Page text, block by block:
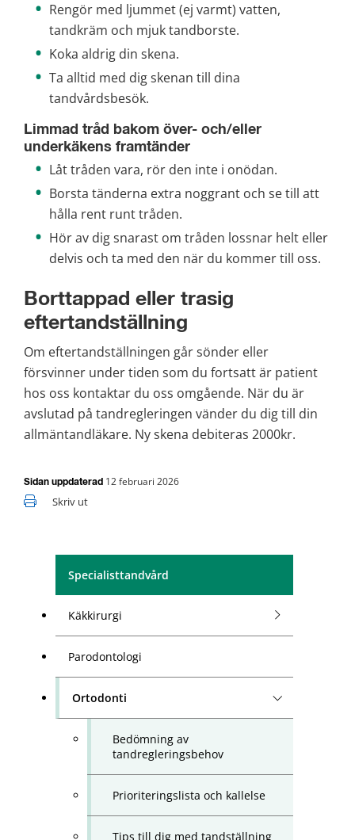
Specialisttandvård
Käkkirurgi
Parodontologi
Ortodonti
Bedömning av
tandregleringsbehov
Prioriteringslista och kallelse
Tips till dig med tandställning
Rengör med ljummet (ej varmt) vatten,
tandkräm och mjuk tandborste.
Koka aldrig din skena.
Ta alltid med dig skenan till dina
tandvårdsbesök.
Limmad tråd bakom över- och/eller
underkäkens framtänder
Låt tråden vara, rör den inte i onödan.
Borsta tänderna extra noggrant och se till att
hålla rent runt tråden.
Hör av dig snarast om tråden lossnar helt eller
delvis och ta med den när du kommer till oss.
Borttappad eller trasig
eftertandställning
Om eftertandställningen går sönder eller
försvinner under tiden som du fortsatt är patient
hos oss kontaktar du oss omgående. När du är
avslutad på tandregleringen vänder du dig till din
allmäntandläkare. Ny skena debiteras 2000kr.
Sidan uppdaterad 12 februari 2026
Skriv ut